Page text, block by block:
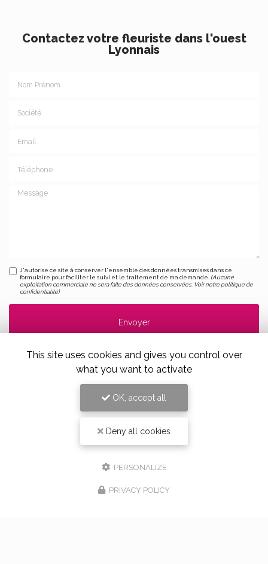
Contactez votre fleuriste dans l'ouest
Lyonnais
Message
J'autorise ce site à conserver l'ensemble des données transmises dans ce
formulaire pour faciliter le suivi et le traitement de ma demande. (Aucune
exploitation commerciale ne sera faite des données conservées. Voir notrepolitique de
confidentialité)
Alloin Fleurs, Vaugneray
17 Place du Marché,
Tel. 04 78 45 85 02
This site uses cookies and gives you control over
what you want to activate
OK, accept all
Deny all cookies
PERSONALIZE
PRIVACY POLICY